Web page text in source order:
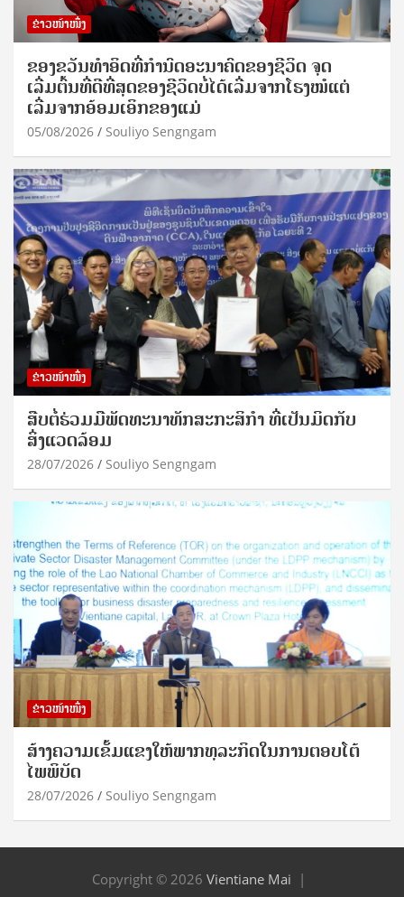
ຂ່າວໜ້າໜຶ່ງ
ຂອງຂວັນທໍາອິດທີ່ກໍານົດອະນາຄົດຂອງຊີວິດ ຈຸດ
ເລີ່ມຕົ້ນທີ່ດີທີ່ສຸດຂອງຊີວິດບໍ່ໄດ້ເລີ່ມຈາກໂຮງໝໍແຕ່
ເລີ່ມຈາກອ້ອມເອິກຂອງແມ່
05/08/2026 Souliyo Sengngam
ຂ່າວໜ້າໜຶ່ງ
ສືບຕໍ່ຮ່ວມມືພັດທະນາທັກສະກະສິກຳ ທີ່ເປັນມິດກັບ
ສິ່ງແວດລ້ອມ
28/07/2026 Souliyo Sengngam
ຂ່າວໜ້າໜຶ່ງ
ສ້າງຄວາມເຂັ້ມແຂງໃຫ້ພາກທຸລະກິດໃນການຕອບໂຕ້
ໄພພິບັດ
28/07/2026 Souliyo Sengngam
Copyright © 2026 Vientiane Mai